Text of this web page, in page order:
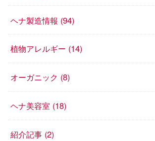
ヘナ製造情報 (94)
植物アレルギー (14)
オーガニック (8)
ヘナ美容室 (18)
紹介記事 (2)